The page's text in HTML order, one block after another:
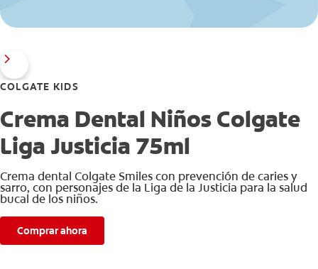
COLGATE KIDS
Crema Dental Niños Colgate
Liga Justicia 75ml
Crema dental Colgate Smiles con prevención de caries y
sarro, con personajes de la Liga de la Justicia para la salud
bucal de los niños.
Comprar ahora